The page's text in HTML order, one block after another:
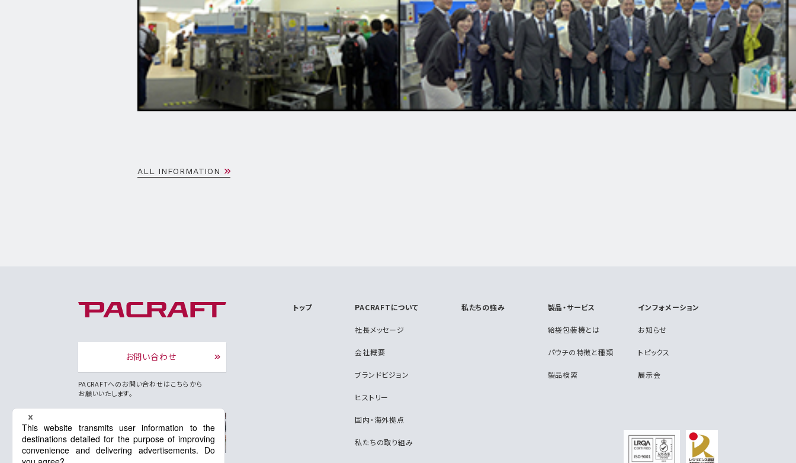
ALL INFORMATION
お問い合わせ
PACRAFTへのお問い合わせはこちらから
お願いいたします。
トップ PACRAFTについて
社長メッセージ
会社概要
ブランドビジョン
ヒストリー
国内・海外拠点
私たちの取り組み
私たちの強み 製品・サービス
給袋包装機とは
パウチの特徴と種類
製品検索
インフォメーション
お知らせ
トピックス
展示会